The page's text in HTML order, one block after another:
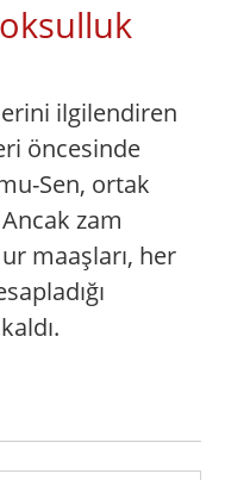
ilgilendiren
öncesinde
Sen, ortak
zam
maaşları, her